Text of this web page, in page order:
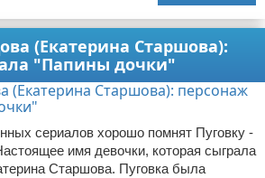
(Екатерина Старшова):
"Папины дочки"
сериалов хорошо помнят Пуговку -
имя девочки, которая сыграла
Старшова. Пуговка была